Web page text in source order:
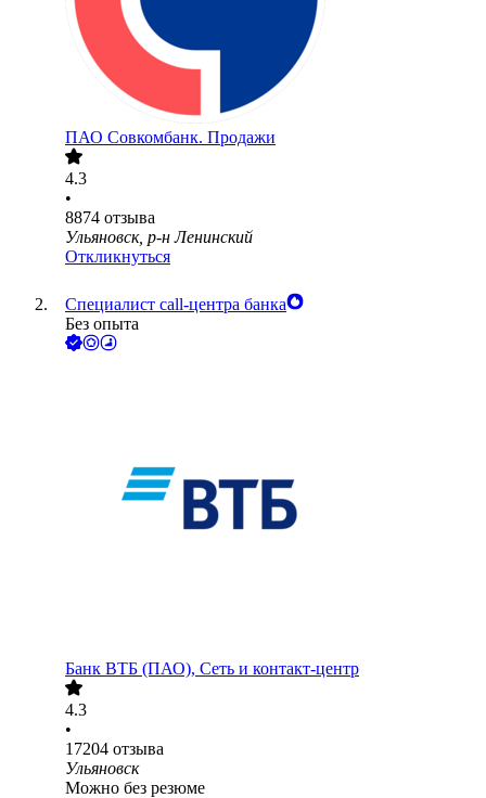
ПАО Совкомбанк. Продажи
4.3
•
8874 отзыва
Ульяновск, р-н Ленинский
Откликнуться
Специалист call-центра банка
Без опыта
Банк ВТБ (ПАО), Сеть и контакт-центр
4.3
•
17204 отзыва
Ульяновск
Можно без резюме